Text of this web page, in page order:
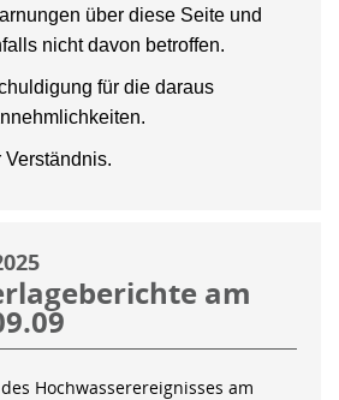
über diese Seite und
nicht davon betroffen.
für die daraus
am
Hochwasserereignisses am